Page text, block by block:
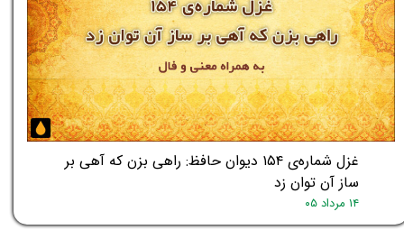
غزل شماره‌ی ۱۵۴ دیوان حافظ: راهی بزن که آهی بر
ساز آن توان زد
۱۴ مرداد ۰۵